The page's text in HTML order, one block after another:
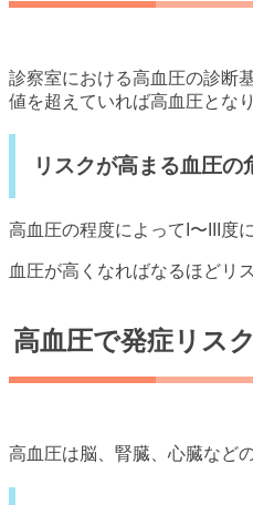
診察室における高血圧の診断
値を超えていれば高血圧となり
リスクが高まる血圧の
高血圧の程度によってI〜III度
血圧が高くなればなるほどリ
高血圧で発症リス
高血圧は脳、腎臓、心臓など